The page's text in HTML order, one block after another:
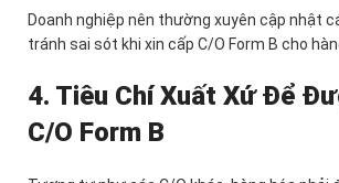
Doanh nghiệp nên thường xuyên cập nhật
tránh sai sót khi xin cấp C/O Form B cho
4. Tiêu Chí Xuất Xứ Để
C/O Form B